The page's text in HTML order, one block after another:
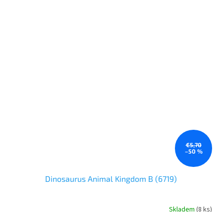
€5,70
–50 %
Dinosaurus Animal Kingdom B (6719)
Skladem (8 ks)